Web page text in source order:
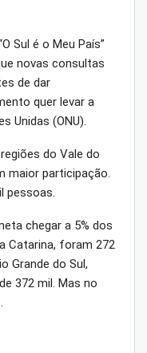
Sul é o Meu País”
novas consultas
de dar
quer levar a
Unidas (ONU).
do Vale do
maior participação.
pessoas.
chegar a 5% dos
Catarina, foram 272
Grande do Sul,
372 mil. Mas no